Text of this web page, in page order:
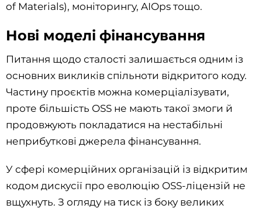
of Materials), моніторингу, AIOps тощо.
Нові моделі фінансування
Питання щодо сталості залишається одним із
основних викликів спільноти відкритого коду.
Частину проєктів можна комерціалізувати,
проте більшість OSS не мають такої змоги й
продовжують покладатися на нестабільні
неприбуткові джерела фінансування.
У сфері комерційних організацій із відкритим
кодом дискусії про еволюцію OSS-ліцензій не
вщухнуть. З огляду на тиск із боку великих